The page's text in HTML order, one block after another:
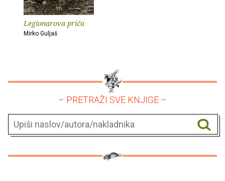
Legionarova priča
Mirko Guljaš
– PRETRAŽI SVE KNJIGE –